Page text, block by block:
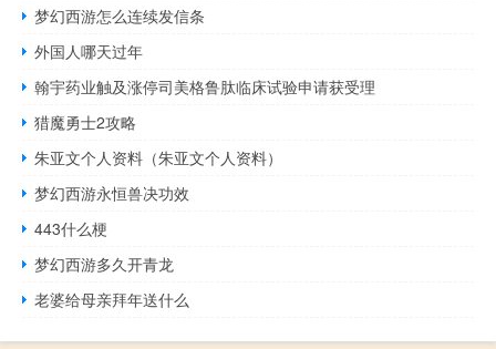
梦幻西游怎么连续发信条
外国人哪天过年
翰宇药业触及涨停司美格鲁肽临床试验申请获受理
猎魔勇士2攻略
朱亚文个人资料（朱亚文个人资料）
梦幻西游永恒兽决功效
443什么梗
梦幻西游多久开青龙
老婆给母亲拜年送什么